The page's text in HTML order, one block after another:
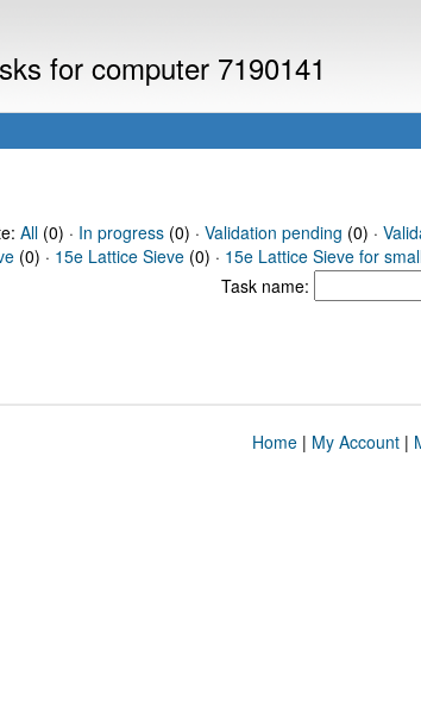
for computer 7190141
All(0) · In progress(0) · Validation pending (0) ·
(0) · 15e Lattice Sieve (0) · 15e Lattice Sieve for
Task name:
Home| My Account|